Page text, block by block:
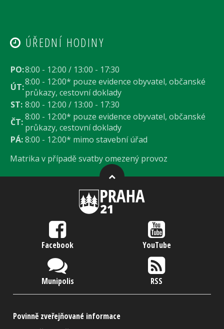
ÚŘEDNÍ HODINY
PO:8:00 - 12:00 / 13:00 - 17:30
ÚT:8:00 - 12:00* pouze evidence obyvatel, občanské
průkazy, cestovní doklady
ST: 8:00 - 12:00 / 13:00 - 17:30
ČT:8:00 - 12:00* pouze evidence obyvatel, občanské
průkazy, cestovní doklady
PÁ:8:00 - 12:00* mimo stavební úřad
Matrika v případě svatby omezený provoz
Facebook YouTube
Munipolis RSS
Povinně zveřejňované informace